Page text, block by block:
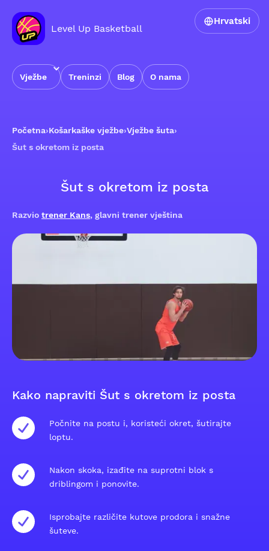
Level Up Basketball
Vježbe Treninzi Blog O nama
Hrvatski
Početna›Košarkaške vježbe›Vježbe šuta›
Šut s okretom iz posta
Šut s okretom iz posta
Razvio trener Kans, glavni trener vještina
Kako napraviti Šut s okretom iz posta
Počnite na postu i, koristeći okret, šutirajte
loptu.
Nakon skoka, izađite na suprotni blok s
driblingom i ponovite.
Isprobajte različite kutove prodora i snažne
šuteve.